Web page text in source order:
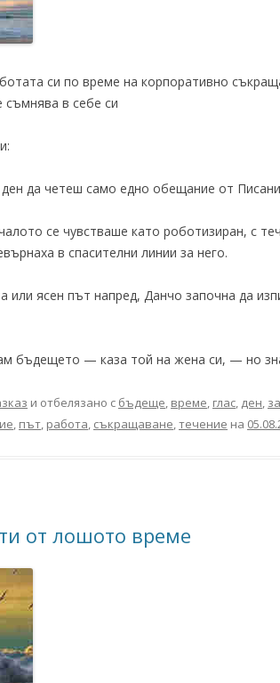
си по време на корпоративно
съмнява в себе си
да четеш само едно обещание от
се чувстваше като роботизиран, с
в спасителни линии за него.
или ясен път напред, Данчо започна да
бъдещето — каза той на жена си, — но
и отбелязано с бъдеще, време, глас, ден,
, път, работа, съкращаване,течение на
от лошото време